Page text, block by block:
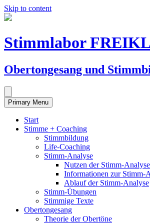
Skip to content
Stimmlabor
Obertongesang und
Primary Menu
Start
Stimme + Coaching
Stimmbildung
Life-Coaching
Stimm-Analyse
Nutzen der Stimm-
Informationen zur Stimm-
Ablauf der Stimm-Analyse
Stimm-Übungen
Stimmige Texte
Obertongesang
Theorie der Obertöne